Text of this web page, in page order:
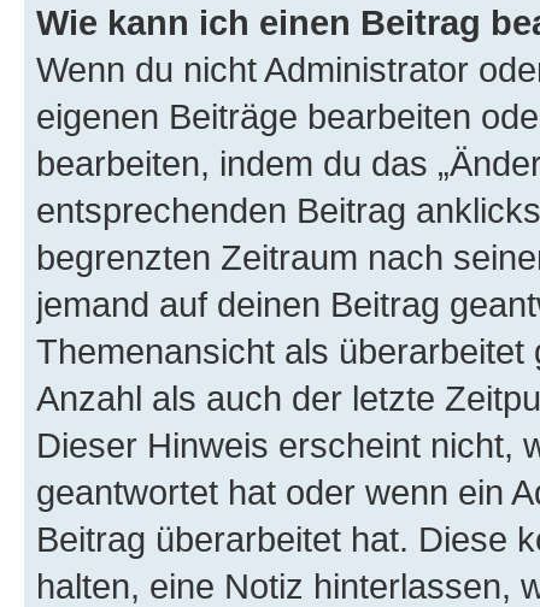
Wie kann ich einen Beitrag
Wenn du nicht Administrator
eigenen Beiträge bearbeiten
bearbeiten, indem du das
entsprechenden Beitrag
begrenzten Zeitraum nach
jemand auf deinen Beitrag
Themenansicht als
Anzahl als auch der letzte
Dieser Hinweis erscheint nicht,
geantwortet hat oder wenn ein
Beitrag überarbeitet hat. Diese
halten, eine Notiz hinterlassen,